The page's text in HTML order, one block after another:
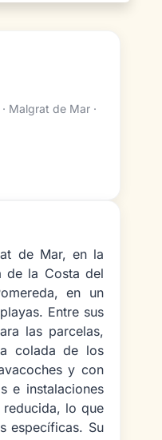
Malgrat de Mar ·
de Mar, en la
de la Costa del
en un
Entre sus
las parcelas,
colada de los
y con
e instalaciones
lo que
específicas. Su